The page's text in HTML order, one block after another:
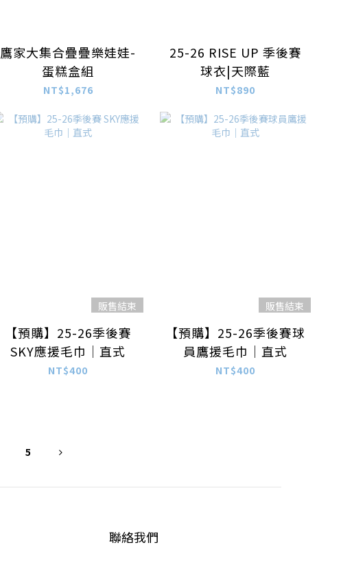
鷹家大集合疊疊樂娃娃-
蛋糕盒組
NT$1,676
25-26 RISE UP 季後賽
球衣|天際藍
NT$890
販售結束
【預購】25-26季後賽
SKY應援毛巾｜直式
NT$400
販售結束
【預購】25-26季後賽球
員鷹援毛巾｜直式
NT$400
5
聯絡我們